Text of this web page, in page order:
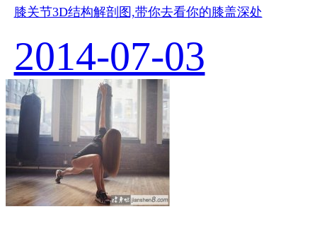
膝关节3D结构解剖图,带你去看你的膝盖深处
2014-07-03